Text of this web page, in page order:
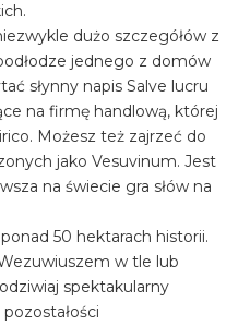
dużo szczegółów z
jednego z domów
słynny napis Salve lucru
na firmę handlową, której
Możesz też zajrzeć do
jako Vesuvinum. Jest
na świecie gra słów na
50 hektarach historii.
w tle lub
spektakularny